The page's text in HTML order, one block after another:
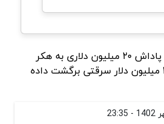
16 دیدگاه در “پیشنهاد پاداش ۲۰ میلیون دلاری به هکر
میکسین نتورک؛ آیا ۲۰۰ میلیون دلار سرقتی برگشت داده